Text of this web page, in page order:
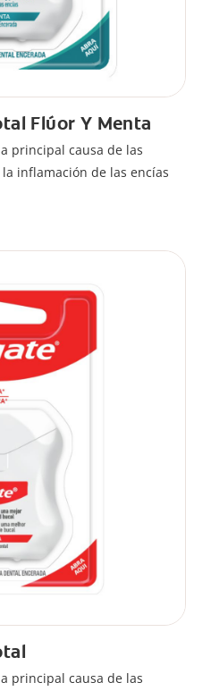
Flúor Y Menta
principal causa de las
inflamación de las encías
principal causa de las